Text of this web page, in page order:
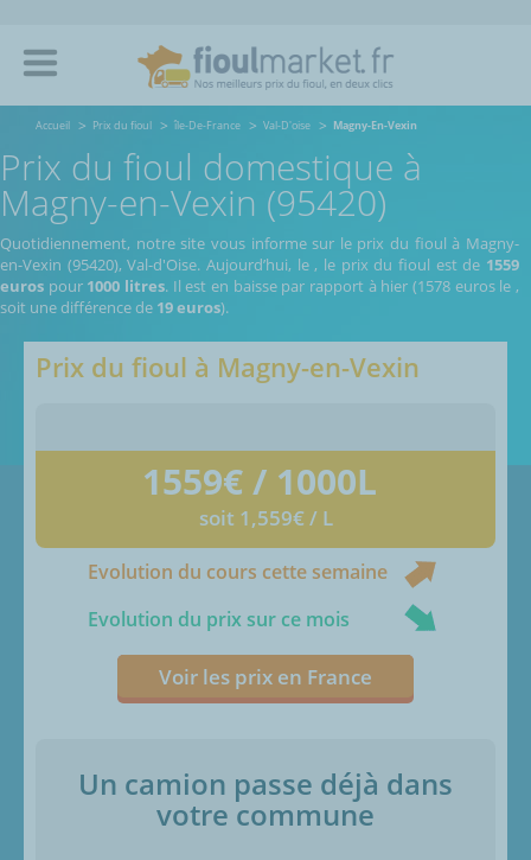
Accueil Prix du fioul île-De-France Val-D'oise Magny-En-Vexin
Prix du fioul domestique à
Magny-en-Vexin (95420)
Quotidiennement, notre site vous informe sur le prix du fioul à Magny-
en-Vexin (95420), Val-d'Oise. Aujourd’hui, le , le prix du fioul est de 1559
euros pour 1000 litres. Il est en baisse par rapport à hier (1578 euros le,
soit une différence de 19 euros).
Prix du fioul à Magny-en-Vexin
1559€ / 1000L
soit 1,559€ / L
Evolution du cours cette semaine
Evolution du prix sur ce mois
Voir les prix en France
Un camion passe déjà dans
votre commune